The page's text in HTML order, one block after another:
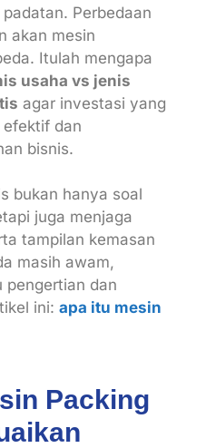
Perbedaan
akan mesin
Itulah mengapa
usaha vs jenis
agar investasi yang
efektif dan
bisnis.
bukan hanya soal
juga menjaga
tampilan kemasan
masih awam,
pengertian dan
ini: apa itu mesin
Packing